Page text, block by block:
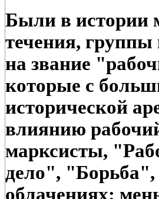
Были в истории
течения, группы
на звание
которые с
исторической
влиянию
марксисты,
дело",
облачениях: